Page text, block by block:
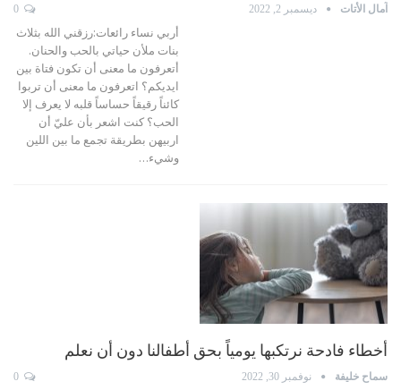
آمال الأتات ديسمبر 2, 2022
أربي نساء رائعات:رزقني الله بثلاث
بنات ملأن حياتي بالحب والحنان.
أتعرفون ما معنى أن تكون فتاة بين
ايديكم؟ اتعرفون ما معنى أن تربوا
كائناً رقيقاً حساساً قلبه لا يعرف إلا
الحب؟ كنت اشعر بأن عليّ أن
اربيهن بطريقة تجمع ما بين اللين
وشيء…
أخطاء فادحة نرتكبها يومياً بحق أطفالنا دون أن نعلم
سماح خليفة نوفمبر 30, 2022